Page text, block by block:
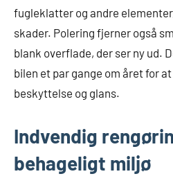
fugleklatter og andre
skader. Polering fjerner også
blank overflade, der ser ny ud.
bilen et par gange om året for
beskyttelse og glans.
Indvendig
behageligt miljø